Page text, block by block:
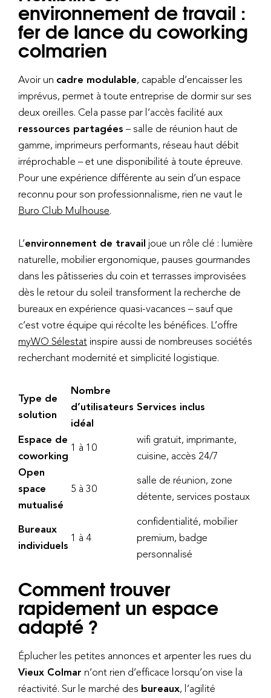
environnement de travail :
fer de lance du coworking
colmarien
Avoir un cadre modulable, capable d’encaisser les
imprévus, permet à toute entreprise de dormir sur ses
deux oreilles. Cela passe par l’accès facilité aux
ressources partagées – salle de réunion haut de
gamme, imprimeurs performants, réseau haut débit
irréprochable – et une disponibilité à toute épreuve.
Pour une expérience différente au sein d’un espace
reconnu pour son professionnalisme, rien ne vaut le
Buro Club Mulhouse.
L’environnement de travail joue un rôle clé : lumière
naturelle, mobilier ergonomique, pauses gourmandes
dans les pâtisseries du coin et terrasses improvisées
dès le retour du soleil transforment la recherche de
bureaux en expérience quasi-vacances – sauf que
c’est votre équipe qui récolte les bénéfices. L’offre
myWO Sélestat inspire aussi de nombreuses sociétés
recherchant modernité et simplicité logistique.
Type de
solution
Nombre
d’utilisateurs
idéal
Services inclus
Espace de
coworking
1 à 10
wifi gratuit, imprimante,
cuisine, accès 24/7
Open
space
mutualisé
5 à 30
salle de réunion, zone
détente, services postaux
Bureaux
individuels
1 à 4
confidentialité, mobilier
premium, badge
personnalisé
Comment trouver
rapidement un espace
adapté ?
Éplucher les petites annonces et arpenter les rues du
Vieux Colmar n’ont rien d’efficace lorsqu’on vise la
réactivité. Sur le marché des bureaux, l’agilité